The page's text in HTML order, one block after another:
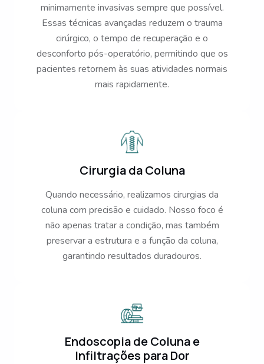
minimamente invasivas sempre que possível.
Essas técnicas avançadas reduzem o trauma
cirúrgico, o tempo de recuperação e o
desconforto pós-operatório, permitindo que os
pacientes retornem às suas atividades normais
mais rapidamente.
Cirurgia da Coluna
Quando necessário, realizamos cirurgias da
coluna com precisão e cuidado. Nosso foco é
não apenas tratar a condição, mas também
preservar a estrutura e a função da coluna,
garantindo resultados duradouros.
Endoscopia de Coluna e
Infiltrações para Dor